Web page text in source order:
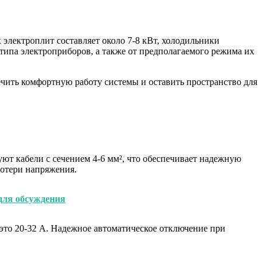
составляет около 7-8 кВт, холодильники
электроприборов, а также от предполагаемого режима их
комфортную работу системы и оставить пространство для
кабели с сечением 4-6 мм², что обеспечивает надежную
напряжения.
обсуждения
20-32 А. Надежное автоматическое отключение при